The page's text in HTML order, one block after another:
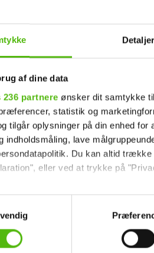
Detaljer
af dine data
236 partnere ønsker dit samtykke
statistik og
tilgår oplysninger på din enhed
indholdsmåling, lave
Du kan altid
eller ved at trykke på
på hele websitet.
samtykke til at indsamle og bruge
egne cookies og cookies fra